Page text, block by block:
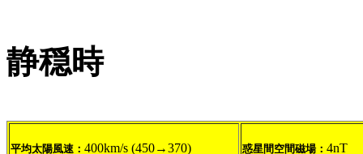
静穏時
平均太陽風速： 400km/s (450→370) 惑星間空間磁場： 4nT